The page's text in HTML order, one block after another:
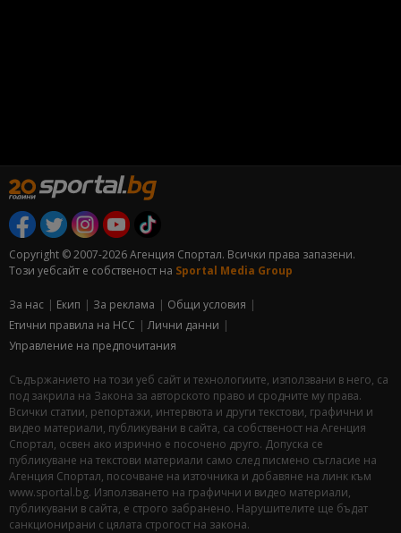
Copyright © 2007-2026 Агенция Спортал. Всички права запазени.
Този уебсайт е собственост на Sportal Media Group
За нас Екип За рекламa
Общи условия
Етични правила на НСС
Лични данни
Управление на предпочитания
Съдържанието на този уеб сайт и технологиите, използвани в него, са
под закрила на Закона за авторското право и сродните му права.
Всички статии, репортажи, интервюта и други текстови, графични и
видео материали, публикувани в сайта, са собственост на Агенция
Спортал, освен ако изрично е посочено друго. Допуска се
публикуване на текстови материали само след писмено съгласие на
Агенция Спортал, посочване на източника и добавяне на линк към
www.sportal.bg. Използването на графични и видео материали,
публикувани в сайта, е строго забранено. Нарушителите ще бъдат
санкционирани с цялата строгост на закона.